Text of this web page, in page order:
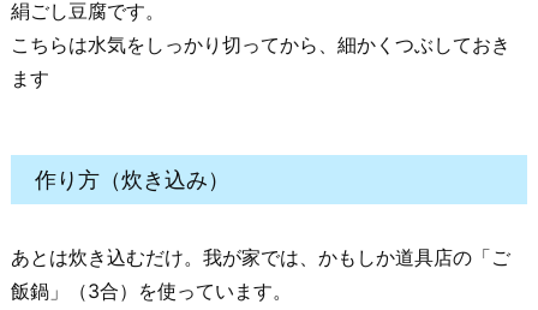
絹ごし豆腐です。
こちらは水気をしっかり切ってから、細かくつぶしておき
ます
作り方（炊き込み）
あとは炊き込むだけ。我が家では、かもしか道具店の「ご
飯鍋」（3合）を使っています。